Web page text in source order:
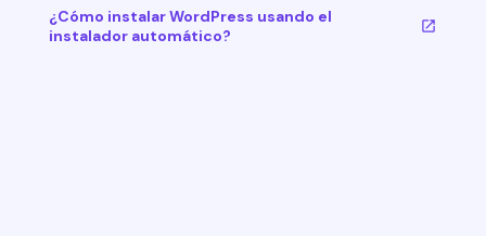
¿Cómo instalar WordPress usando el
instalador automático?